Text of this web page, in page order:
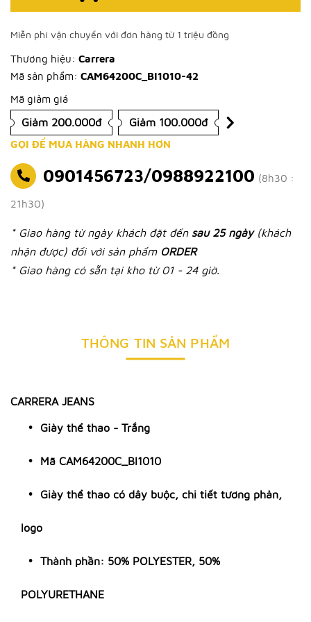
Miễn phí vận chuyển với đơn hàng từ 1 triệu đồng
Thương hiệu: Carrera
Mã sản phẩm: CAM64200C_BI1010-42
Mã giảm giá
Giảm 200.000đ Giảm 100.000đ
GỌI ĐỂ MUA HÀNG NHANH HƠN
0901456723/0988922100 (8h30 :
21h30)
* Giao hàng từ ngày khách đặt đến sau 25 ngày (khách
nhận được) đối với sản phẩm ORDER
* Giao hàng có sẵn tại kho từ 01 - 24 giờ.
THÔNG TIN SẢN PHẨM
CARRERA JEANS
Giày thể thao - Trắng
Mã CAM64200C_BI1010
Giày thể thao có dây buộc, chi tiết tương phản,
logo
Thành phần: 50% POLYESTER, 50%
POLYURETHANE